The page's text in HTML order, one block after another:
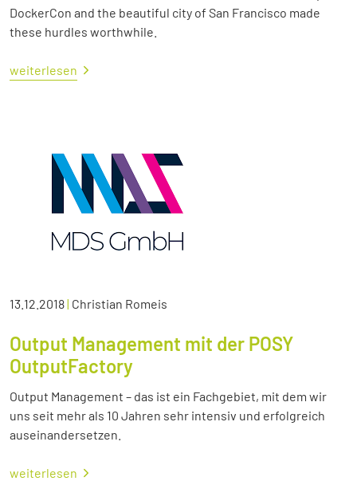
DockerCon and the beautiful city of San Francisco made
these hurdles worthwhile.
weiterlesen
13.12.2018| Christian Romeis
Output Management mit der POSY
OutputFactory
Output Management – das ist ein Fachgebiet, mit dem wir
uns seit mehr als 10 Jahren sehr intensiv und erfolgreich
auseinandersetzen.
weiterlesen